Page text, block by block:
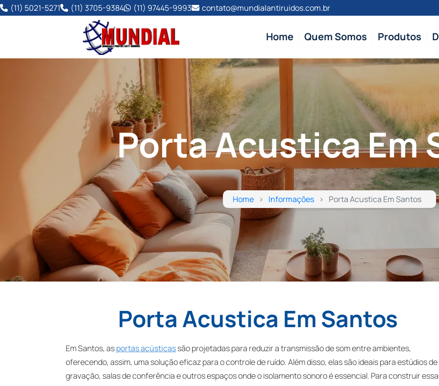
(11) 5021-5271 (11) 3705-9384 (11) 97445-9993 contato@mundialantiruidos.com.br
Home Quem Somos Produtos
Porta Acustica Em
Home Informações Porta Acustica Em Santos
Porta Acustica Em Santos
Em Santos, asportas acústicassão projetadas para reduzir a transmissão de som entre ambientes,
oferecendo, assim, uma solução eficaz para o controle de ruído. Além disso, elas são ideais para estúdios de
gravação, salas de conferência e outros espaços onde o isolamento sonoro é essencial. Para construir